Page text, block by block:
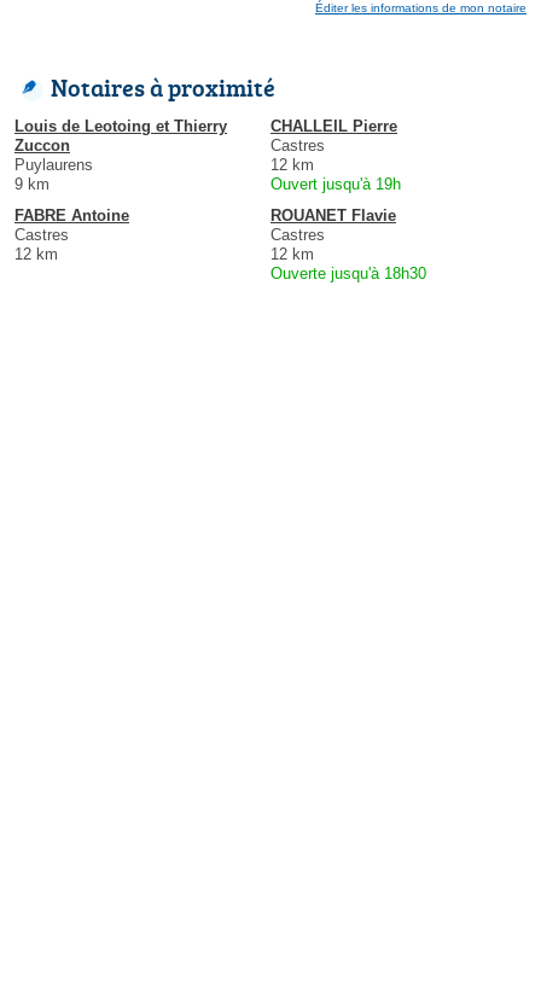
Éditer les informations de mon notaire
Notaires à proximité
Louis de Leotoing et Thierry
Zuccon
Puylaurens
9 km
CHALLEIL Pierre
Castres
12 km
Ouvert jusqu'à 19h
FABRE Antoine
Castres
12 km
ROUANET Flavie
Castres
12 km
Ouverte jusqu'à 18h30